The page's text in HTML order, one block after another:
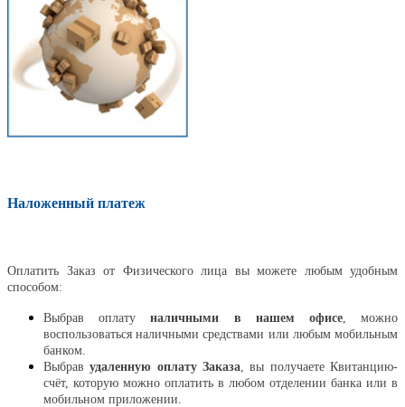
Наложенный платеж
Оплатить Заказ от Физического лица вы можете любым удобным
способом:
Выбрав оплатуналичными в нашем офисе, можно
воспользоваться наличными средствами или любым мобильным
банком.
Выбравудаленную оплату Заказа , вы получаете Квитанцию-
счёт, которую можно оплатить в любом отделении банка или в
мобильном приложении.